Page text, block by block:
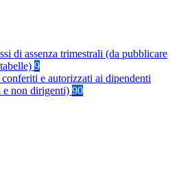
di assenza trimestrali (da pubblicare
9
e autorizzati ai dipendenti
e non dirigenti) 90